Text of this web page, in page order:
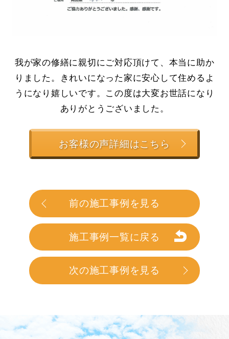
我が家の修繕に親切にご対応頂けて、本当に助か
りました。きれいになった家に安心して住めるよ
うになり嬉しいです。この度は大変お世話になり
ありがとうございました。
お客様の声詳細はこちら
前の施工事例を見る
施工事例一覧に戻る
次の施工事例を見る